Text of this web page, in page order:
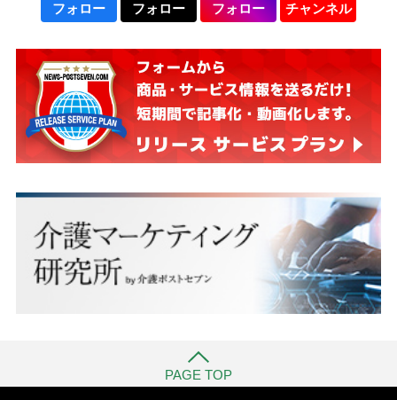
フォロー フォロー フォロー チャンネル
PAGE TOP